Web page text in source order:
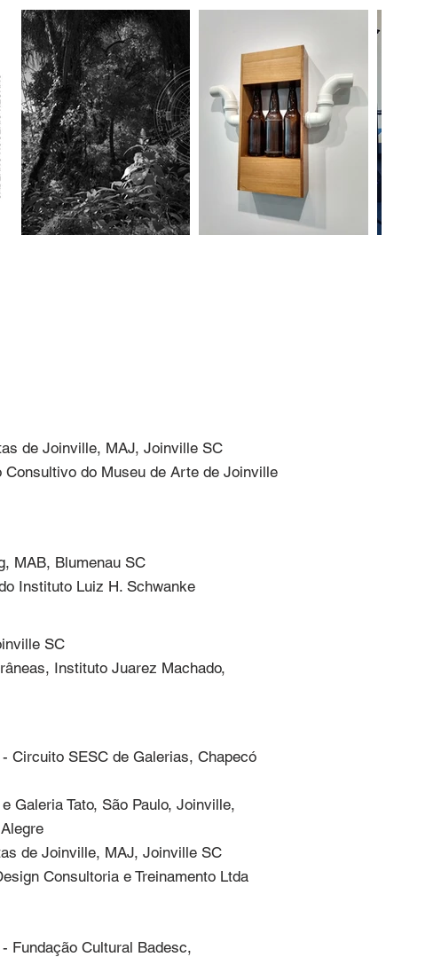
em torno do objeto onde os vídeos
à agressividade do som de
objetos e máquinas sensoriais
desenhos de patentes retirados de
na intenção de insinuar a
dá lugar à inquietação necessária
de Joinville, MAJ, Joinville SC
Consultivo do Museu de Arte de Joinville
MAB, Blumenau SC
Instituto Luiz H. Schwanke
SC
Instituto Juarez Machado,
Circuito SESC de Galerias, Chapecó
Galeria Tato, São Paulo, Joinville,
de Joinville, MAJ, Joinville SC
Consultoria e Treinamento Ltda
Fundação Cultural Badesc,